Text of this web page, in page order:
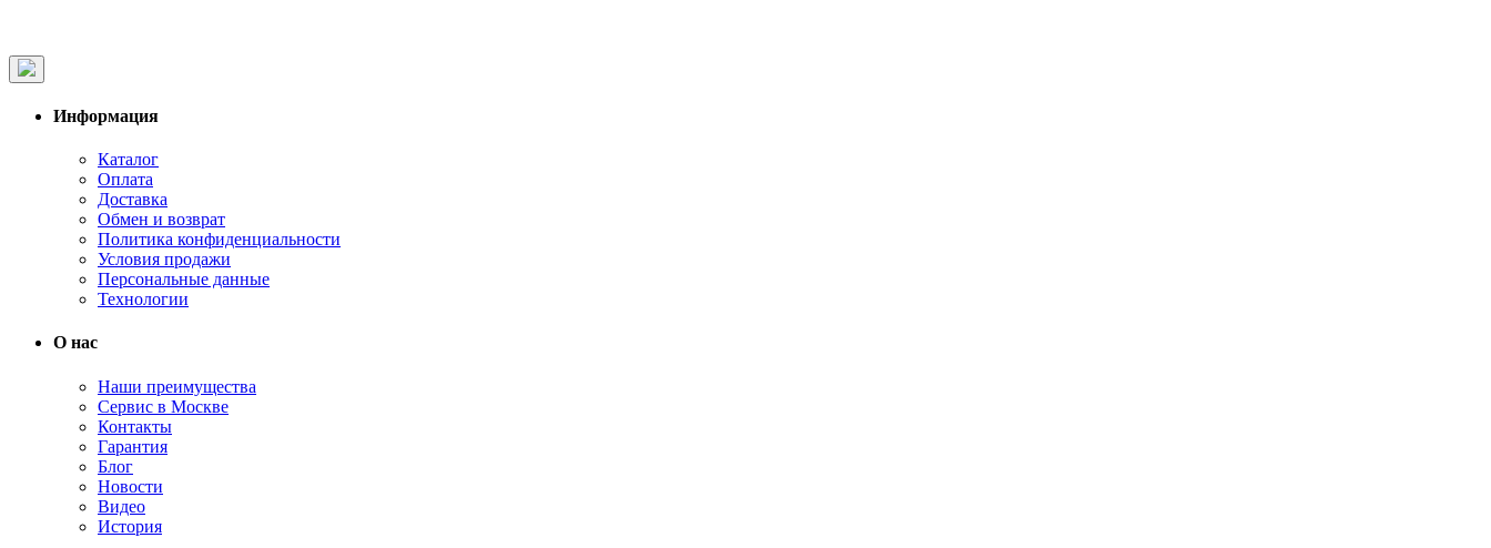
Информация
Каталог
Оплата
Доставка
Обмен и возврат
Политика конфиденциальности
Условия продажи
Персональные данные
Технологии
О нас
Наши преимущества
Сервис в Москве
Контакты
Гарантия
Блог
Новости
Видео
История